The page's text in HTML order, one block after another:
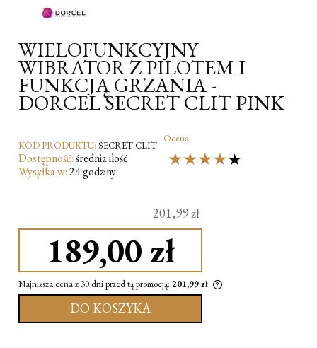
WIELOFUNKCYJNY
WIBRATOR Z PILOTEM I
FUNKCJĄ GRZANIA -
DORCEL SECRET CLIT PINK
KOD PRODUKTU: SECRET CLIT
Dostępność:średnia ilość
Wysyłka w:24 godziny
Ocena:
201,99 zł
189,00 zł
Najniższa cena z 30 dni przed tą promocją: 201,99 zł
DO KOSZYKA